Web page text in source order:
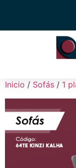
Inicio / Sofás / 1